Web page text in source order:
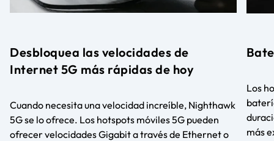
Desbloquea las velocidades de
Internet 5G más rápidas de hoy
Cuando necesita una velocidad increíble, Nighthawk
5G se lo ofrece. Los hotspots móviles 5G pueden
ofrecer velocidades Gigabit a través de Ethernet o
Los
más